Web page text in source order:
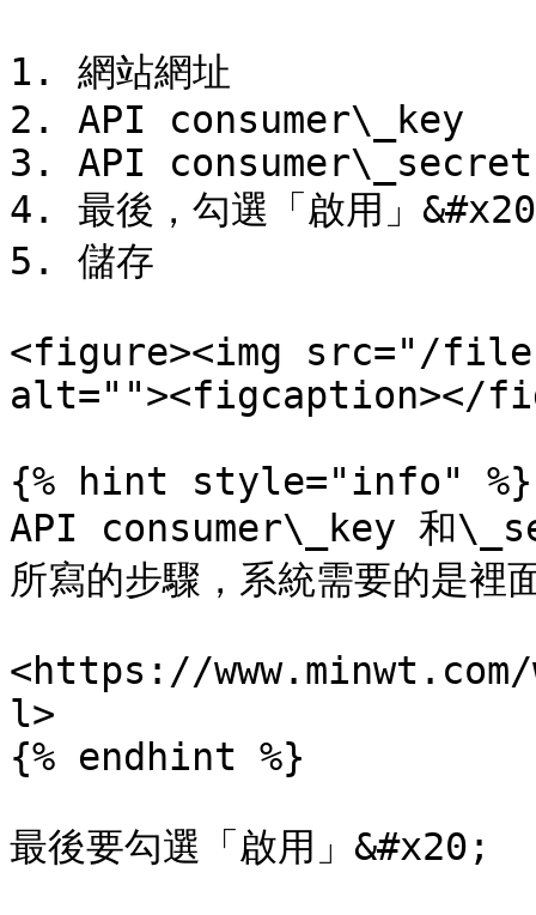
1. 網站網址
2. API consumer\_key
3. API consumer\_secret
4. 最後，勾選「啟用」
5. 儲存
<figure><img src="/files/
alt=""><figcaption></
{% hint style="info" %}
API consumer\_key 和
所寫的步驟，系統需要的是裡
<https://
l>
{% endhint %}
最後要勾選「啟用」&#x20;